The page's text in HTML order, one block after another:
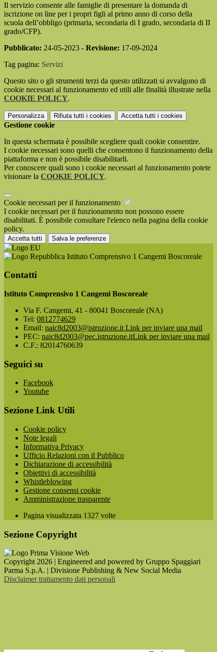
Il servizio consente alle famiglie di presentare la domanda di
iscrizione on line per i propri figli al primo anno di corso della
scuola dell’obbligo (primaria, secondaria di I grado, secondaria di II
grado/CFP).
Pubblicato: 24-05-2023 - Revisione: 17-09-2024
Tag pagina: Servizi
Questo sito o gli strumenti terzi da questo utilizzati si avvalgono di
cookie necessari al funzionamento ed utili alle finalità illustrate nella
COOKIE POLICY.
Personalizza Rifiuta tutti i cookies Accetta tutti i cookies
Gestione cookie
In questa schermata è possibile scegliere quali cookie consentire.
I cookie necessari sono quelli che consentono il funzionamento della
piattaforma e non è possibile disabilitarli.
Per conoscere quali sono i cookie necessari al funzionamento potete
visionare la COOKIE POLICY.
Cookie necessari per il funzionamento
I cookie necessari per il funzionamento non possono essere
disabilitati. È possibile consultare l'elenco nella pagina della cookie
policy.
Accetta tutti Salva le preferenze
Istituto Comprensivo 1 Cangemi Boscoreale
Contatti
Istituto Comprensivo 1 Cangemi Boscoreale
Via F. Cangemi, 41 - 80041 Boscoreale (NA)
Tel: 0812774629
Email: naic8d2003@istruzione.it Link per inviare una mail
PEC: naic8d2003@pec.istruzione.itLink per inviare una mail
C.F.: 82014760639
Seguici su
Facebook
Youtube
Sezione Link Utili
Cookie policy
Note legali
Informativa Privacy
Ufficio Relazioni con il Pubblico
Dichiarazione di accessibilità
Obiettivi di accessibilità
Whistleblowing
Gestione consensi cookie
Amministrazione trasparente
Pagina visualizzata 1327 volte
Sezione Copyright
Copyright 2026 | Engineered and powered by Gruppo Spaggiari
Parma S.p.A. | Divisione Publishing & New Social Media
Disclaimer trattamento dati personali